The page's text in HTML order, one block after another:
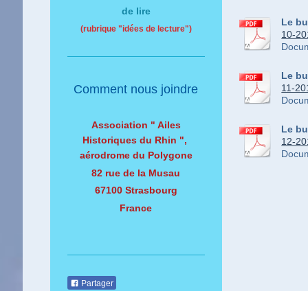
Le
10-
Le
11-
Le
12-
de lire
(rubrique "idées de lecture")
Comment nous joindre
Association " Ailes
Historiques du Rhin ",
aérodrome du Polygone
82 rue de la Musau
67100 Strasbourg
France
Partager